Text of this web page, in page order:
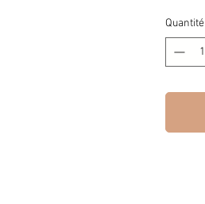
Quantité